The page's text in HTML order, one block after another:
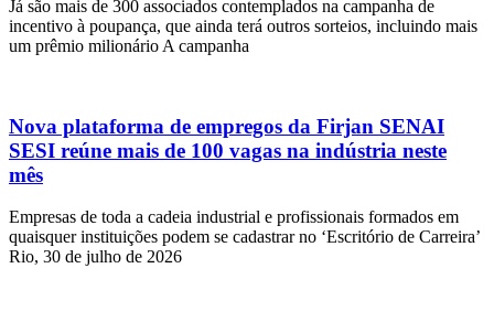
Já são mais de 300 associados contemplados na campanha de
incentivo à poupança, que ainda terá outros sorteios, incluindo mais
um prêmio milionário A campanha
Nova plataforma de empregos da Firjan SENAI
SESI reúne mais de 100 vagas na indústria neste
mês
Empresas de toda a cadeia industrial e profissionais formados em
quaisquer instituições podem se cadastrar no ‘Escritório de Carreira’
Rio, 30 de julho de 2026